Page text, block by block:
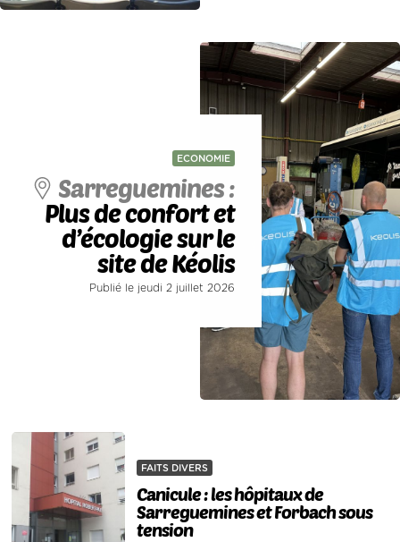
ECONOMIE
Sarreguemines :
Plus de confort et
d’écologie sur le
site de Kéolis
Publié le jeudi 2 juillet 2026
FAITS DIVERS
Canicule : les hôpitaux de
Sarreguemines et Forbach sous
tension